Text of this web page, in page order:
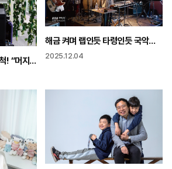
생각하는 로봇이 농사 척척! “머지 않은 미래 완전 무인농장으로”
해금 켜며 랩인듯 타령인듯 국악이 이래도 되냐고? 모르겠어!
2025.12.04